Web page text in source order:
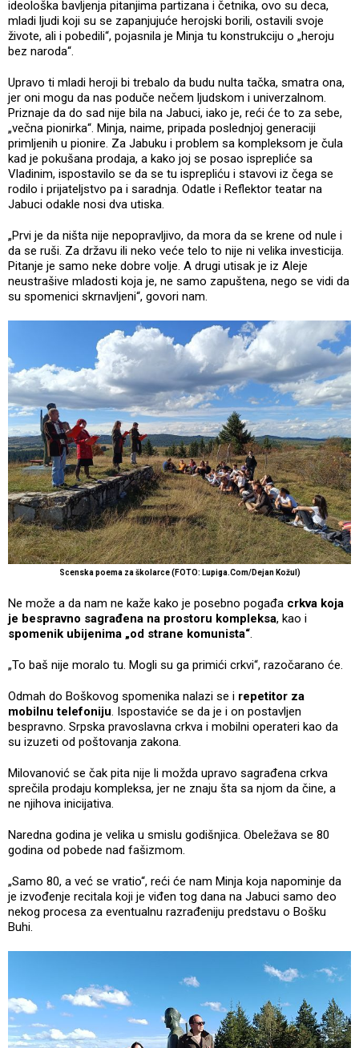
ideološka bavljenja pitanjima partizana i četnika, ovo su deca,
mladi ljudi koji su se zapanjujuće herojski borili, ostavili svoje
živote, ali i pobedili“, pojasnila je Minja tu konstrukciju o „heroju
bez naroda“.
Upravo ti mladi heroji bi trebalo da budu nulta tačka, smatra ona,
jer oni mogu da nas poduče nečem ljudskom i univerzalnom.
Priznaje da do sad nije bila na Jabuci, iako je, reći će to za sebe,
„večna pionirka“. Minja, naime, pripada poslednjoj generaciji
primljenih u pionire. Za Jabuku i problem sa kompleksom je čula
kad je pokušana prodaja, a kako joj se posao isprepliće sa
Vladinim, ispostavilo se da se tu isprepliću i stavovi iz čega se
rodilo i prijateljstvo pa i saradnja. Odatle i Reflektor teatar na
Jabuci odakle nosi dva utiska.
„Prvi je da ništa nije nepopravljivo, da mora da se krene od nule i
da se ruši. Za državu ili neko veće telo to nije ni velika investicija.
Pitanje je samo neke dobre volje. A drugi utisak je iz Aleje
neustrašive mladosti koja je, ne samo zapuštena, nego se vidi da
su spomenici skrnavljeni“, govori nam.
Scenska poema za školarce (FOTO: Lupiga.Com/Dejan Kožul)
Ne može a da nam ne kaže kako je posebno pogađa crkva koja
je bespravno sagrađena na prostoru kompleksa, kao i
spomenik ubijenima „od strane komunista“.
„To baš nije moralo tu. Mogli su ga primići crkvi“, razočarano će.
Odmah do Boškovog spomenika nalazi se i repetitor za
mobilnu telefoniju. Ispostaviće se da je i on postavljen
bespravno. Srpska pravoslavna crkva i mobilni operateri kao da
su izuzeti od poštovanja zakona.
Milovanović se čak pita nije li možda upravo sagrađena crkva
sprečila prodaju kompleksa, jer ne znaju šta sa njom da čine, a
ne njihova inicijativa.
Naredna godina je velika u smislu godišnjica. Obeležava se 80
godina od pobede nad fašizmom.
„Samo 80, a već se vratio“, reći će nam Minja koja napominje da
je izvođenje recitala koji je viđen tog dana na Jabuci samo deo
nekog procesa za eventualnu razrađeniju predstavu o Bošku
Buhi.